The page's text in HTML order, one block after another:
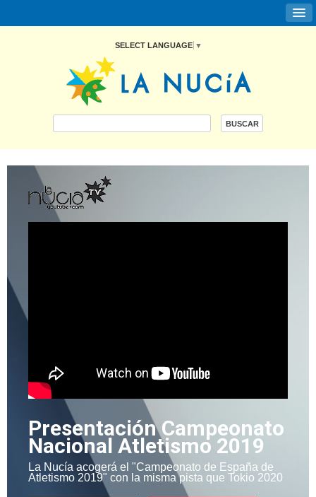
SELECT LANGUAGE ▼
Presentación Campeonato
Nacional Atletismo 2019
La Nucía acogerá el "Campeonato de España de
Atletismo 2019" con la misma pista que Tokio 2020